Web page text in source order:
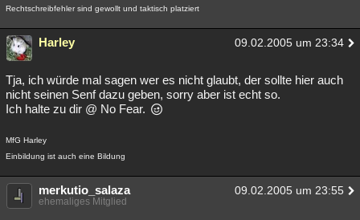
Rechtschreibfehler sind gewollt und taktisch platziert
Harley 09.02.2005 um 23:34
Tja, ich würde mal sagen wer es nicht glaubt, der sollte hier auch
nicht seinen Senf dazu geben, sorry aber ist echt so.
Ich halte zu dir @ No Fear.
MfG Harley
Einbildung ist auch eine Bildung
merkutio_salaza 09.02.2005 um 23:55
ehemaliges Mitglied